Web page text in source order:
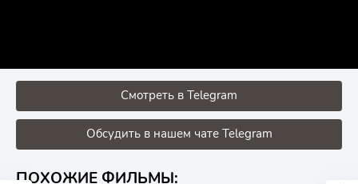
Смотреть в Telegram
Обсудить в нашем чате Telegram
ПОХОЖИЕ ФИЛЬМЫ: